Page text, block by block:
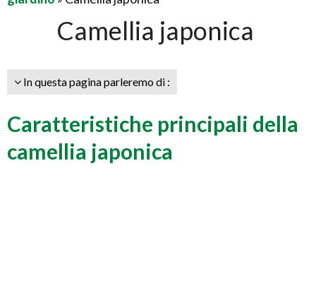
Camellia japonica
In questa pagina parleremo di :
Caratteristiche principali della
camellia japonica